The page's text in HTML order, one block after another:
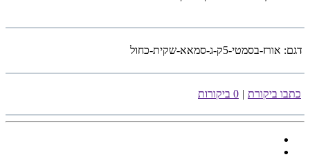
דגם: אורז-בסמטי-5ק-ג-סמאא-שקית-כחול
כתבו ביקורת | 0 ביקורות